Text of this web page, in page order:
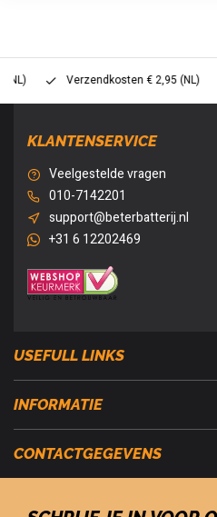
Verzendkosten € 2,95 (NL)
KLANTENSERVICE
Veelgestelde vragen
010-7142201
support@beterbatterij.nl
+31 6 12202469
USEFULL LINKS
INFORMATIE
CONTACTGEGEVENS